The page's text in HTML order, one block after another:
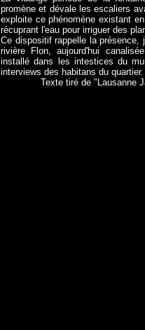
promène et dévale les escaliers
exploite ce phénomène existant
récuprant l'eau pour irriguer des
Ce dispositif rappelle la présence,
rivière Flon, aujourd'hui
installé dans les intestices du
interviews des habitans du quartier.
Texte tiré de "Lausanne